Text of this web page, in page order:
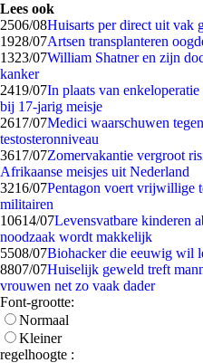
Lees ook
2506/08Huisarts per direct uit vak
1928/07Artsen transplanteren
1323/07William Shatner en zijn
kanker
2419/07In plaats van
bij 17-jarig meisje
2617/07Medici waarschuwen
testosteronniveau
3617/07Zomervakantie vergroot
Afrikaanse meisjes uit Nederland
3216/07Pentagon voert vrijwillige
militairen
10614/07Levensvatbare kinderen
noodzaak wordt makkelijk
5508/07Biohacker die eeuwig wil
8807/07Huiselijk geweld treft
vrouwen net zo vaak dader
Font-grootte:
Normaal
Kleiner
regelhoogte :